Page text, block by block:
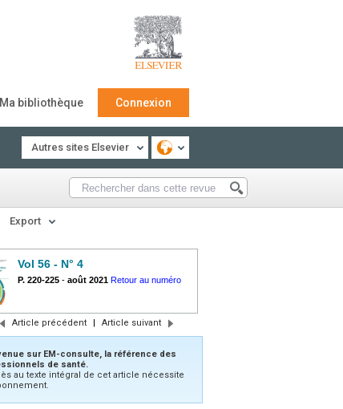
Ma bibliothèque Connexion
Autres sites Elsevier
Export
Vol 56 - N° 4
P. 220-225 - août 2021 Retour au numéro
Article précédent | Article suivant
sur EM-consulte, la référence des
de santé.
au texte intégral de cet article nécessite